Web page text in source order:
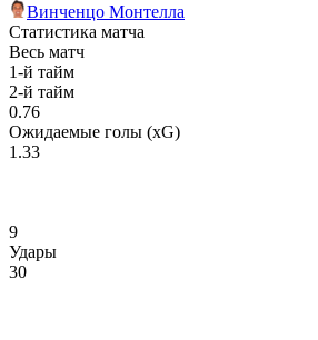
Винченцо Монтелла
Статистика матча
Весь матч
1-й тайм
2-й тайм
0.76
Ожидаемые голы (xG)
1.33
9
Удары
30